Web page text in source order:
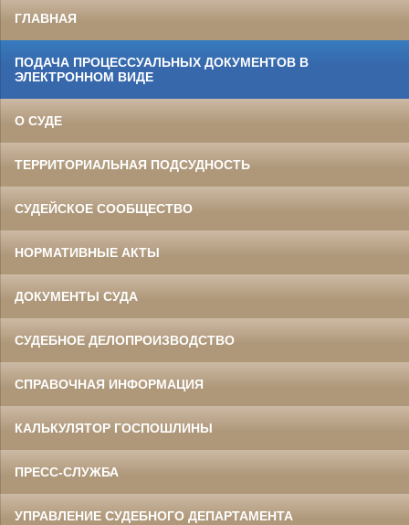
ГЛАВНАЯ
ПОДАЧА ПРОЦЕССУАЛЬНЫХ ДОКУМЕНТОВ В
ЭЛЕКТРОННОМ ВИДЕ
О СУДЕ
ТЕРРИТОРИАЛЬНАЯ ПОДСУДНОСТЬ
СУДЕЙСКОЕ СООБЩЕСТВО
НОРМАТИВНЫЕ АКТЫ
ДОКУМЕНТЫ СУДА
СУДЕБНОЕ ДЕЛОПРОИЗВОДСТВО
СПРАВОЧНАЯ ИНФОРМАЦИЯ
КАЛЬКУЛЯТОР ГОСПОШЛИНЫ
ПРЕСС-СЛУЖБА
УПРАВЛЕНИЕ СУДЕБНОГО ДЕПАРТАМЕНТА